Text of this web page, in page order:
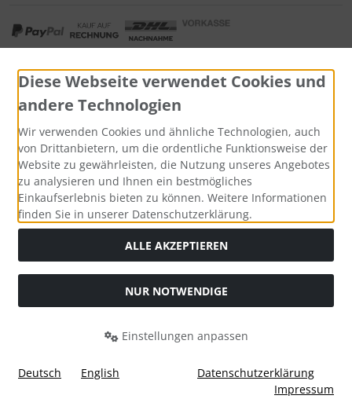
Alle Preise inkl. gesetzl. MwSt. zzgl.Versandkosten
durchgestrichenen Preise entsprechen dem bisherigen Preis
Tushita PaperArt GmbH © 2026 | Template © 2026 by Karl
ialla eCommerce Shopsoftware © 2006 -2026
Diese Webseite verwendet Cookies und
andere Technologien
Wir verwenden Cookies und ähnliche Technologien, auch
von Drittanbietern, um die ordentliche Funktionsweise der
Website zu gewährleisten, die Nutzung unseres Angebotes
zu analysieren und Ihnen ein bestmögliches
Einkaufserlebnis bieten zu können. Weitere Informationen
finden Sie in unserer Datenschutzerklärung.
ALLE AKZEPTIEREN
NUR NOTWENDIGE
Einstellungen anpassen
Deutsch English
Datenschutzerklärung
Impressum